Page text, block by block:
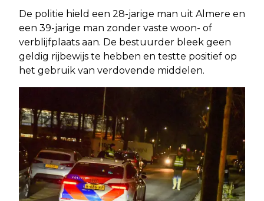
De politie hield een 28-jarige man uit Almere en
een 39-jarige man zonder vaste woon- of
verblijfplaats aan. De bestuurder bleek geen
geldig rijbewijs te hebben en testte positief op
het gebruik van verdovende middelen.